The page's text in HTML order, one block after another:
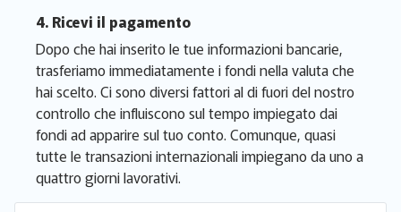
4. Ricevi il pagamento
Dopo che hai inserito le tue informazioni bancarie,
trasferiamo immediatamente i fondi nella valuta che
hai scelto. Ci sono diversi fattori al di fuori del nostro
controllo che influiscono sul tempo impiegato dai
fondi ad apparire sul tuo conto. Comunque, quasi
tutte le transazioni internazionali impiegano da uno a
quattro giorni lavorativi.